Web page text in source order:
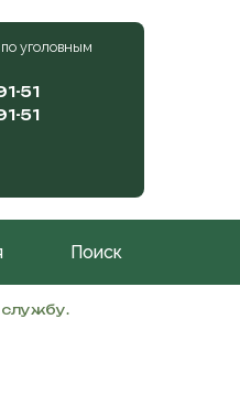
уголовным
51
51
Поиск